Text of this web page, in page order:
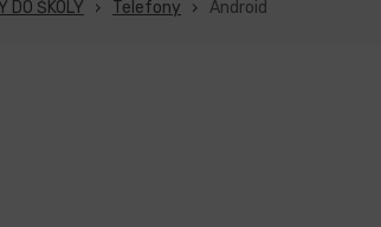
DO ŠKOLY Telefony Android